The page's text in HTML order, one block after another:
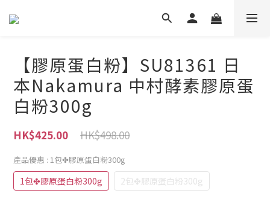
【膠原蛋白粉】SU81361 日
本Nakamura 中村酵素膠原蛋
白粉300g
HK$498.00
HK$425.00
產品優惠 : 1包✤膠原蛋白粉300g
1包✤膠原蛋白粉300g 2包✤膠原蛋白粉300g